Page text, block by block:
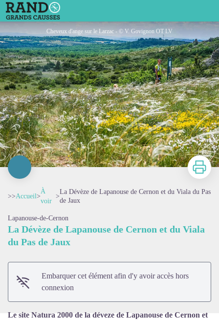
La Dévèze de Lapanouse de Cernon et du Viala du Pas de Jaux
Cheveux d'ange sur le Larzac - © V. Govignon OT LV
Imprimer
>>Accueil>
À
voir
>
La Dévèze de Lapanouse de Cernon et du Viala du Pas
de Jaux
Lapanouse-de-Cernon
La Dévèze de Lapanouse de Cernon et du Viala
du Pas de Jaux
Embarquer cet élément afin d'y avoir accès hors
connexion
Le site Natura 2000 de la déveze de Lapanouse de Cernon et